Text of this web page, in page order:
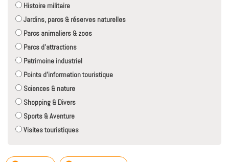
Histoire militaire
Jardins, parcs & réserves naturelles
Parcs animaliers & zoos
Parcs d'attractions
Patrimoine industriel
Points d'information touristique
Sciences & nature
Shopping & Divers
Sports & Aventure
Visites touristiques